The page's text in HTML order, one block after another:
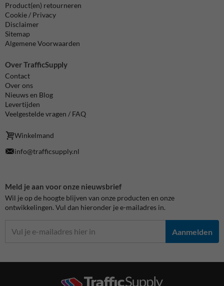
Product(en) retourneren
Cookie / Privacy
Disclaimer
Sitemap
Algemene Voorwaarden
Over TrafficSupply
Contact
Over ons
Nieuws en Blog
Levertijden
Veelgestelde vragen / FAQ
Winkelmand
info@trafficsupply.nl
Meld je aan voor onze nieuwsbrief
Wil je op de hoogte blijven van onze producten en onze
ontwikkelingen. Vul dan hieronder je e-mailadres in.
Aanmelden